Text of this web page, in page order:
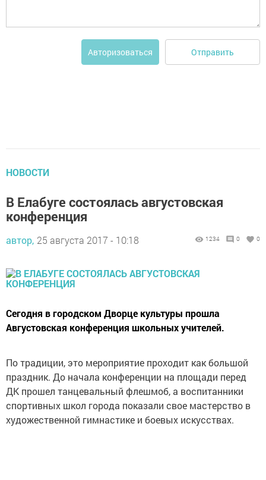
Авторизоваться Отправить
НОВОСТИ
В Елабуге состоялась августовская
конференция
автор, 25 августа 2017 - 10:18 1234 0 0
Сегодня в городском Дворце культуры прошла
Августовская конференция школьных учителей.
По традиции, это мероприятие проходит как большой
праздник. До начала конференции на площади перед
ДК прошел танцевальный флешмоб, а воспитанники
спортивных школ города показали свое мастерство в
художественной гимнастике и боевых искусствах.